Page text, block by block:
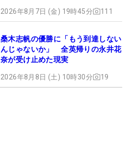
2026年8月7日 (金) 19時45分 111
桑木志帆の優勝に「もう到達しない
んじゃないか」 全英帰りの永井花
奈が受け止めた現実
2026年8月8日 (土) 10時30分 19